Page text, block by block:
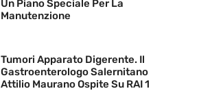
Un Piano Speciale Per La
Manutenzione
Tumori Apparato Digerente. Il
Gastroenterologo Salernitano
Attilio Maurano Ospite Su RAI 1